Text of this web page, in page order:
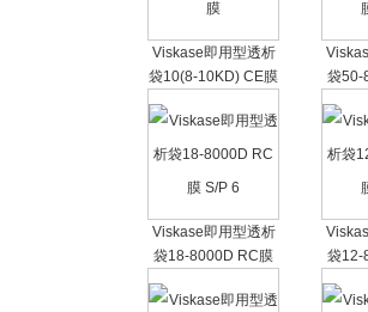
Viskase即用型透析
袋10(8-10KD) CE膜
袋50-
Viskase即用型透析
袋18-8000D RC膜
袋12-